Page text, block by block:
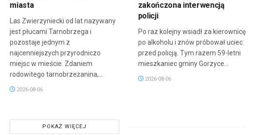
miasta
Las Zwierzyniecki od lat nazywany
jest płucami Tarnobrzega i
pozostaje jednym z
najcenniejszych przyrodniczo
miejsc w mieście. Zdaniem
rodowitego tarnobrzeżanina,...
2026-08-06
zakończona interwencją
policji
Po raz kolejny wsiadł za kierownicę
po alkoholu i znów próbował uciec
przed policją. Tym razem 59-letni
mieszkaniec gminy Gorzyce...
2026-08-06
POKAŻ WIĘCEJ